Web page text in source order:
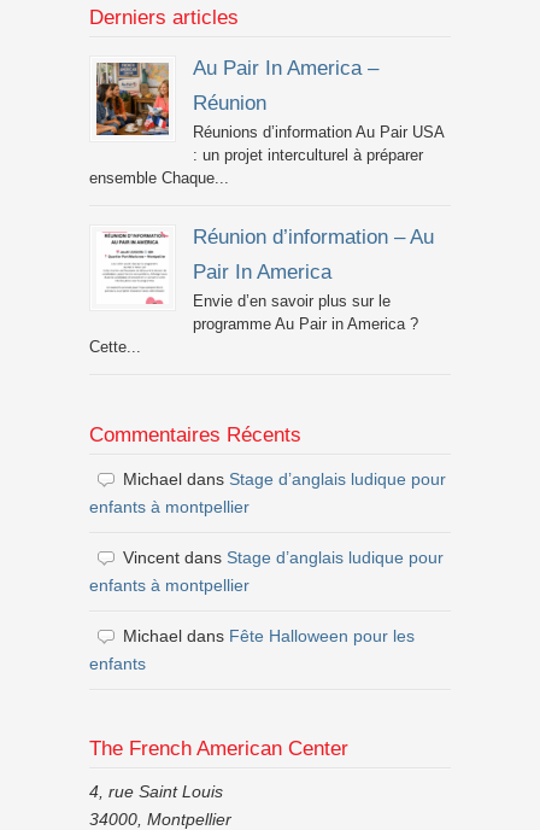
Derniers articles
Au Pair In America –
Réunion
Réunions d’information Au Pair USA
: un projet interculturel à préparer
ensemble Chaque...
Réunion d’information – Au
Pair In America
Envie d’en savoir plus sur le
programme Au Pair in America ?
Cette...
Commentaires Récents
Michael dans Stage d’anglais ludique pour
enfants à montpellier
Vincent dans Stage d’anglais ludique pour
enfants à montpellier
Michael dans Fête Halloween pour les
enfants
The French American Center
4, rue Saint Louis
34000, Montpellier